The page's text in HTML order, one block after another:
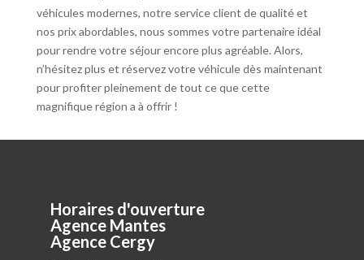
véhicules modernes, notre service client de qualité et
nos prix abordables, nous sommes votre partenaire idéal
pour rendre votre séjour encore plus agréable. Alors,
n’hésitez plus et réservez votre véhicule dès maintenant
pour profiter pleinement de tout ce que cette
magnifique région a à offrir !
Horaires d'ouverture
Agence Mantes
Agence Cergy